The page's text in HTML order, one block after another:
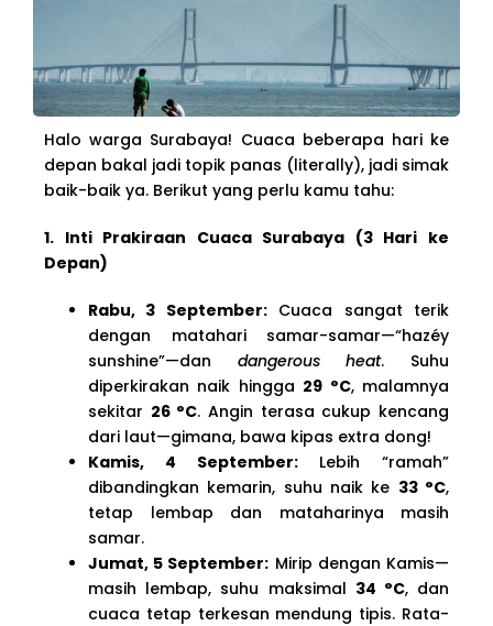
Halo warga Surabaya! Cuaca beberapa hari ke
depan bakal jadi topik panas (literally), jadi simak
baik-baik ya. Berikut yang perlu kamu tahu:
1. Inti Prakiraan Cuaca Surabaya (3 Hari ke
Depan)
Rabu, 3 September:Cuaca sangat terik
dengan matahari samar-samar—“hazéy
sunshine”—dan dangerous heat. Suhu
diperkirakan naik hingga 29 °C, malamnya
sekitar 26 °C. Angin terasa cukup kencang
dari laut—gimana, bawa kipas extra dong!
Kamis, 4 September:Lebih “ramah”
dibandingkan kemarin, suhu naik ke 33 °C,
tetap lembap dan mataharinya masih
samar.
Jumat, 5 September: Mirip dengan Kamis—
masih lembap, suhu maksimal 34 °C, dan
cuaca tetap terkesan mendung tipis. Rata-